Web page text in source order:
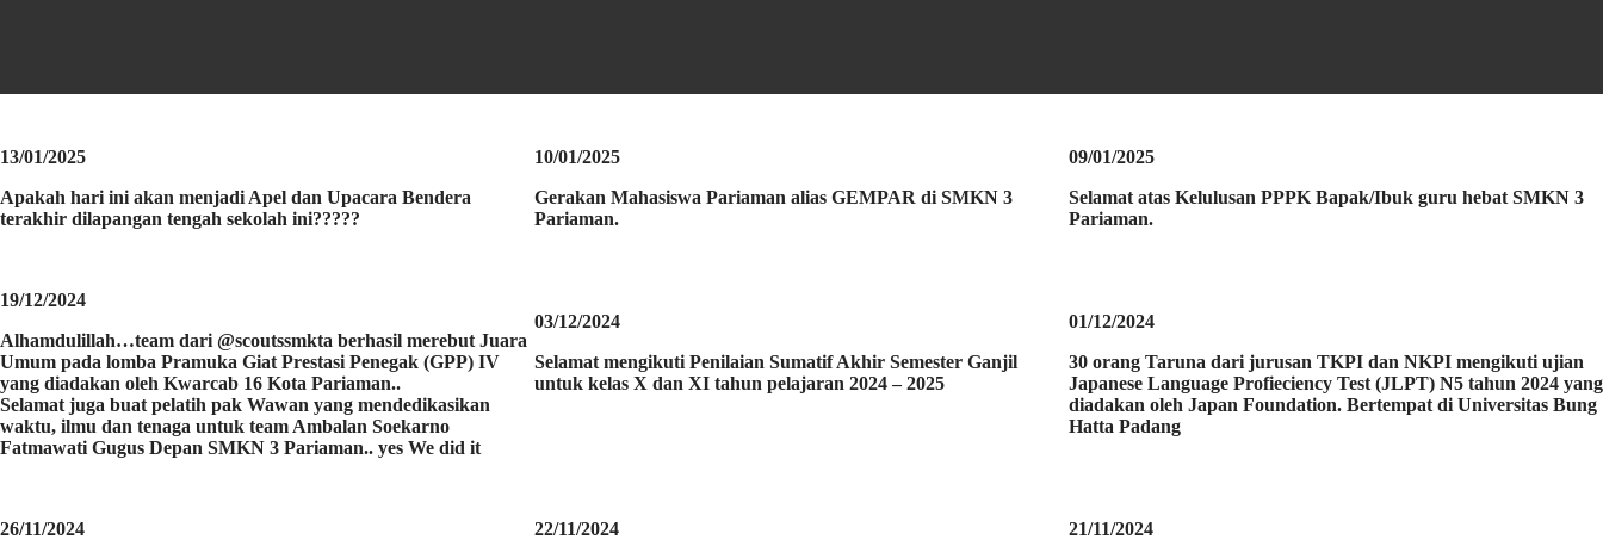
13/01/2025
Apakah hari ini akan menjadi Apel dan Upacara Bendera
terakhir dilapangan tengah sekolah ini?????
19/12/2024
Alhamdulillah…team dari @scoutssmkta berhasil merebut Juara
Umum pada lomba Pramuka Giat Prestasi Penegak (GPP) IV
yang diadakan oleh Kwarcab 16 Kota Pariaman..
Selamat juga buat pelatih pak Wawan yang mendedikasikan
waktu, ilmu dan tenaga untuk team Ambalan Soekarno
Fatmawati Gugus Depan SMKN 3 Pariaman.. yes We did it
10/01/2025
Gerakan Mahasiswa Pariaman alias GEMPAR di SMKN 3
Pariaman.
03/12/2024
Selamat mengikuti Penilaian Sumatif Akhir Semester Ganjil
untuk kelas X dan XI tahun pelajaran 2024 – 2025
09/01/2025
Selamat atas Kelulusan PPPK Bapak/Ibuk guru hebat SMKN 3
Pariaman.
01/12/2024
30 orang Taruna dari jurusan TKPI dan NKPI mengikuti ujian
Japanese Language Profieciency Test (JLPT) N5 tahun 2024 yang
diadakan oleh Japan Foundation. Bertempat di Universitas Bung
Hatta Padang
26/11/2024
22/11/2024
21/11/2024